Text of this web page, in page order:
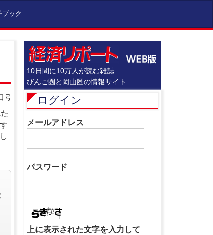
ブック
号
10日間に10万人が読む雑誌
びんご圏と岡山圏の情報サイト
ログイン
メールアドレス
パスワード
上に表示された文字を入力して